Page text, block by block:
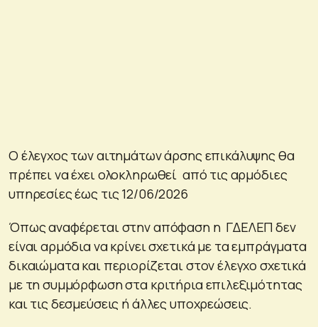
Ο έλεγχος των αιτημάτων άρσης επικάλυψης θα
πρέπει να έχει ολοκληρωθεί από τις αρμόδιες
υπηρεσίες έως τις 12/06/2026
Όπως αναφέρεται στην απόφαση η ΓΔΕΛΕΠ δεν
είναι αρμόδια να κρίνει σχετικά με τα εμπράγματα
δικαιώματα και περιορίζεται στον έλεγχο σχετικά
με τη συμμόρφωση στα κριτήρια επιλεξιμότητας
και τις δεσμεύσεις ή άλλες υποχρεώσεις.